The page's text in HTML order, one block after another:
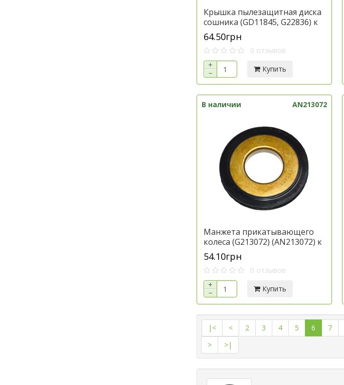
Крышка пылезащитная диска
сошника (GD11845, G22836) к
технике Джон Дир, артикул
A22836
64.50грн
0 отзывов
+
−
Купить
В наличии AN213072
Манжета прикатывающего
колеса (G213072) (AN213072) к
технике Джон Дир, артикул
AN213072
54.10грн
0 отзывов
+
−
Купить
|< < 2 3 4 5 6 7
>
>|